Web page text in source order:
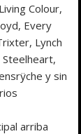
Colour,
Every
Lynch
Steelheart,
y sin
arriba